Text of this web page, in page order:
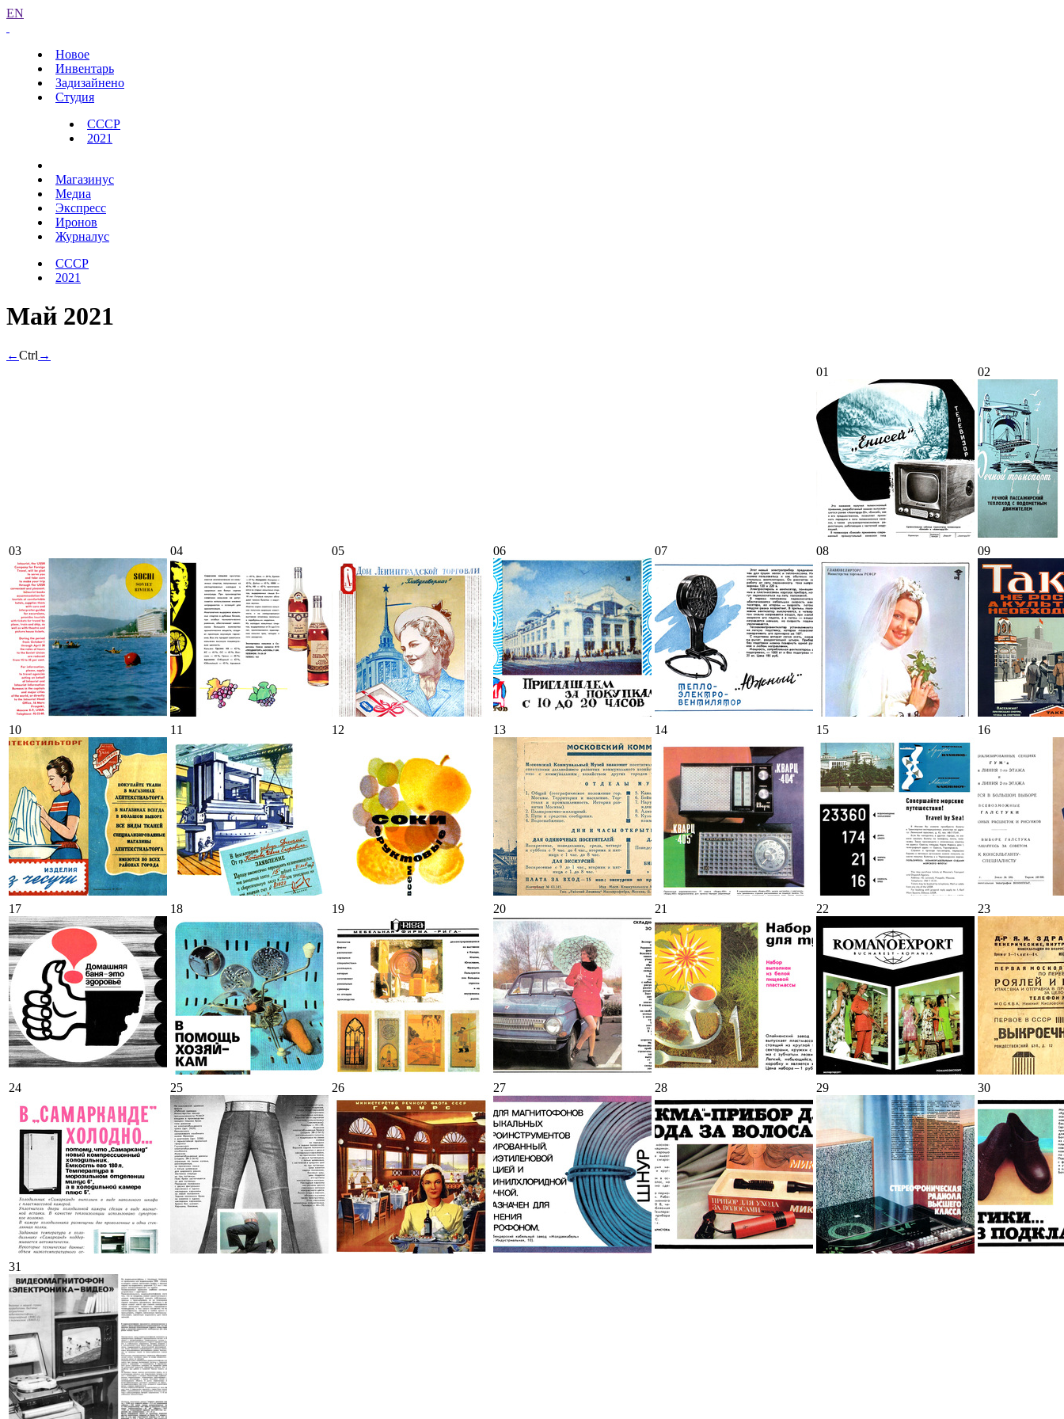
EN
Новое
Инвентарь
Задизайнено
Студия
СССР
2021
Магазинус
Медиа
Экспресс
Иронов
Журналус
СССР
2021
Май 2021
←Ctrl →
01
02
03 04 05 06 07 08 09
10 11 12 13 14 15 16
17 18 19 20 21 22 23
24 25 26 27 28 29 30
31